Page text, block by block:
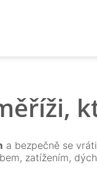
a bezpečně se
zatížením,